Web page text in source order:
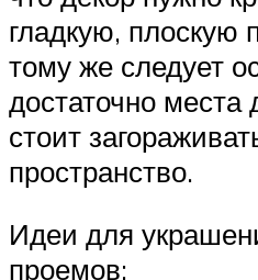
гладкую, плоскую
тому же следует
достаточно места
стоит
пространство.
Идеи для
проемов: